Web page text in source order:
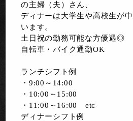
の主婦（夫）さん、
ディナーは大学生や高校生が
います。
土日祝の勤務可能な方優遇◎
自転車・バイク通勤OK
ランチシフト例
・9:00～14:00
・10:00～15:00
・11:00～16:00 etc
ディナーシフト例